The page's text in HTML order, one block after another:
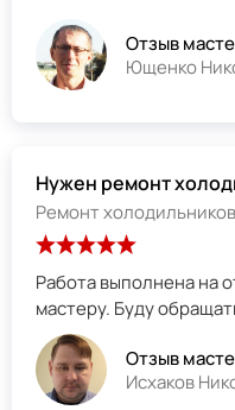
Отзыв
Ющенко
Нужен ремонт
Ремонт холодильников
Работа выполнена на
мастеру. Буду
Отзыв
Исхаков